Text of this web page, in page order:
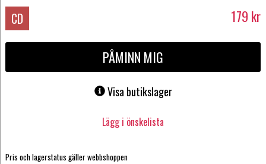
CD 179 kr
PÅMINN MIG
Visa butikslager
Lägg i önskelista
Pris och lagerstatus gäller webbshoppen